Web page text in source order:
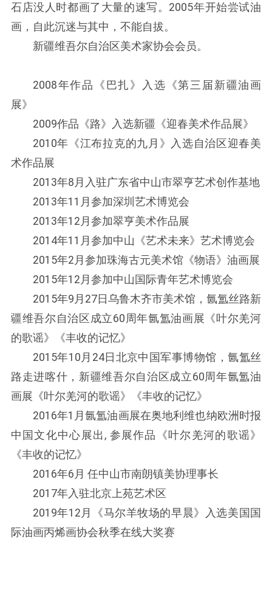
石店没人时都画了大量的速写。2005年开始尝试油
画，自此沉迷与其中，不能自拔。
新疆维吾尔自治区美术家协会会员。
2008年作品《巴扎》入选《第三届新疆油画
展》
2009作品《路》入选新疆《迎春美术作品展》
2010年《江布拉克的九月》入选自治区迎春美
术作品展
2013年8月入驻广东省中山市翠亨艺术创作基地
2013年11月参加深圳艺术博览会
2013年12月参加翠亨美术作品展
2014年11月参加中山《艺术未来》艺术博览会
2015年2月参加珠海古元美术馆《物语》油画展
2015年12月参加中山国际青年艺术博览会
2015年9月27日乌鲁木齐市美术馆，氤氲丝路新
疆维吾尔自治区成立60周年氤氲油画展《叶尔羌河
的歌谣》《丰收的记忆》
2015年10月24日北京中国军事博物馆，氤氲丝
路走进喀什，新疆维吾尔自治区成立60周年氤氲油
画展《叶尔羌河的歌谣》《丰收的记忆》
2016年1月氤氲油画展在奥地利维也纳欧洲时报
中国文化中心展出, 参展作品《叶尔羌河的歌谣》
《丰收的记忆》
2016年6月 任中山市南朗镇美协理事长
2017年入驻北京上苑艺术区
2019年12月《马尔羊牧场的早晨》入选美国国
际油画丙烯画协会秋季在线大奖赛